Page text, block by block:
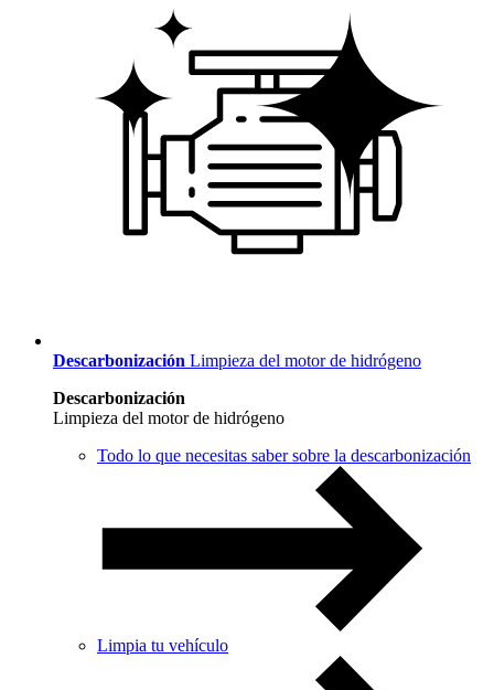
Descarbonización Limpieza del motor de hidrógeno
Descarbonización
Limpieza del motor de hidrógeno
Todo lo que necesitas saber sobre la descarbonización
Limpia tu vehículo